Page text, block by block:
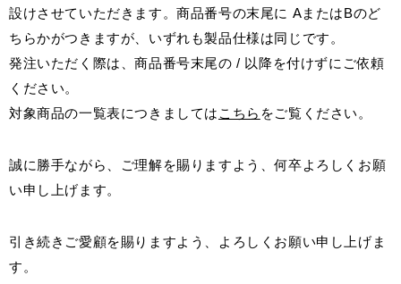
会社情報
お客様窓口 SUPPORT
プロユーザーサイト for Professional
フローリングリフォームお悩み解決サイト
設けさせていただきます。商品番号の末尾に AまたはBのど
ちらかがつきますが、いずれも製品仕様は同じです。
発注いただく際は、商品番号末尾の / 以降を付けずにご依頼
ください。
対象商品の一覧表につきましては こちら をご覧ください。
誠に勝手ながら、ご理解を賜りますよう、何卒よろしくお願
い申し上げます。
引き続きご愛顧を賜りますよう、よろしくお願い申し上げま
す。